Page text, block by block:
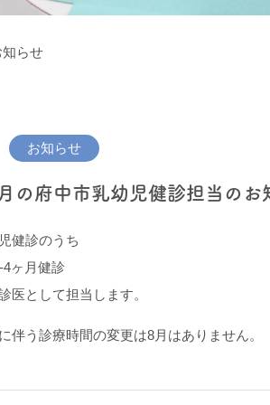
知らせ
お知らせ
の府中市乳幼児健診担当のお
健診のうち
ヶ月健診
医として担当します。
伴う診療時間の変更は8月はありません。